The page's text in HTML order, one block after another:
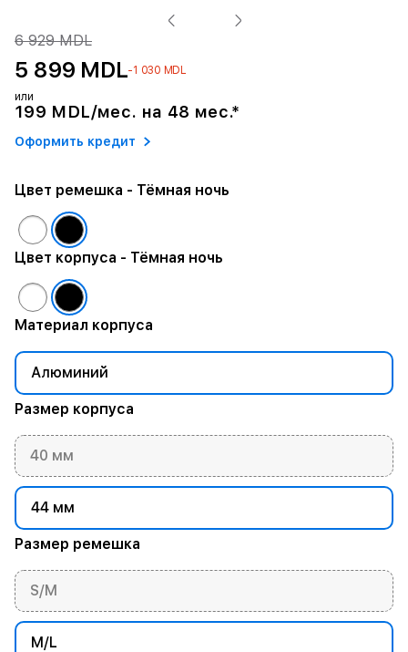
6 929 MDL
5 899 MDL-1 030 MDL
или
199 MDL/мес. на 48 мес.*
Оформить кредит
Материал корпуса
Алюминий
Размер корпуса
40 мм
44 мм
Размер ремешка
S/M
M/L
Цвет ремешка - Тёмная ночь
Цвет корпуса - Тёмная ночь